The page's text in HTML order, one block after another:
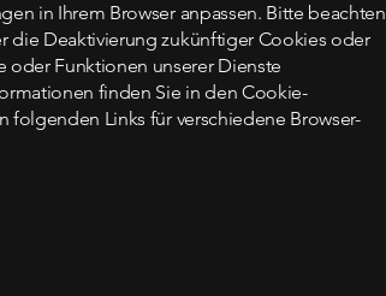
in Ihrem Browser anpassen. Bitte beachten
die Deaktivierung zukünftiger Cookies oder
oder Funktionen unserer Dienste
finden Sie in den Cookie-
folgenden Links für verschiedene Browser-